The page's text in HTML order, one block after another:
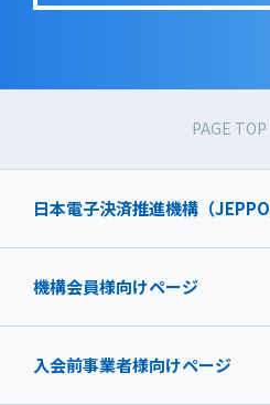
PAGE TOP
日本電子決済推進機構（JEPPO
機構会員様向けページ
入会前事業者様向けページ